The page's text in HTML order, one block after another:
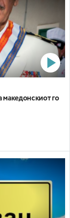
македонскиот го